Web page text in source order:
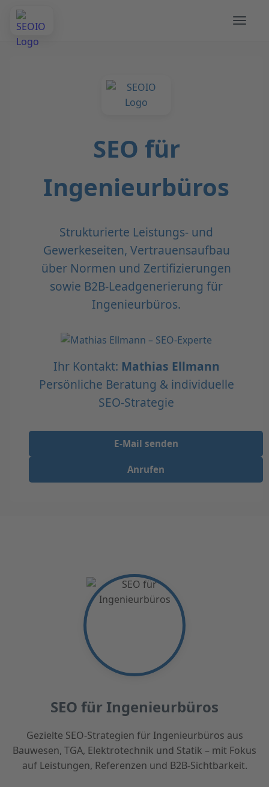
SEO für
Ingenieurbüros
Strukturierte Leistungs- und
Gewerkeseiten, Vertrauensaufbau
über Normen und Zertifizierungen
sowie B2B-Leadgenerierung für
Ingenieurbüros.
Ihr Kontakt: Mathias Ellmann
Persönliche Beratung & individuelle
SEO-Strategie
E-Mail senden
Anrufen
SEO für Ingenieurbüros
Gezielte SEO-Strategien für Ingenieurbüros aus
Bauwesen, TGA, Elektrotechnik und Statik – mit Fokus
auf Leistungen, Referenzen und B2B-Sichtbarkeit.